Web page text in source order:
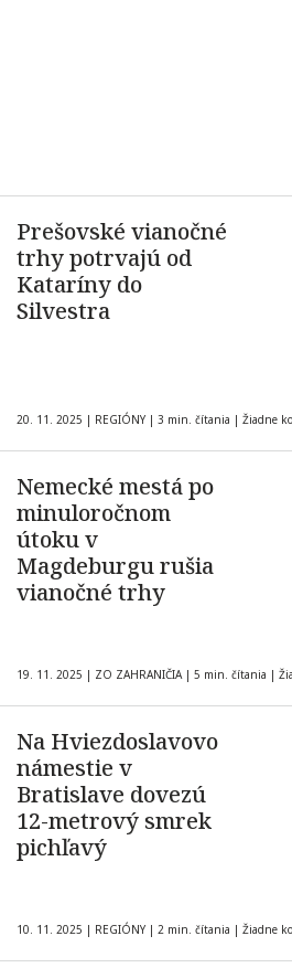
Prešovské vianočné
trhy potrvajú od
Kataríny do
Silvestra
20. 11. 2025 | REGIÓNY | 3 min. čítania | Žiadne
Nemecké mestá po
minuloročnom
útoku v
Magdeburgu rušia
vianočné trhy
19. 11. 2025 | ZO ZAHRANIČIA | 5 min. čítania |
Na Hviezdoslavovo
námestie v
Bratislave dovezú
12-metrový smrek
pichľavý
10. 11. 2025 | REGIÓNY | 2 min. čítania | Žiadne